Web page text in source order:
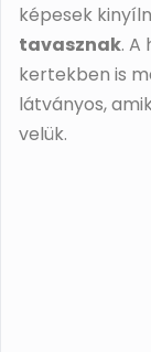
képesek
tavasznak. A
kertekben is
látványos,
velük.